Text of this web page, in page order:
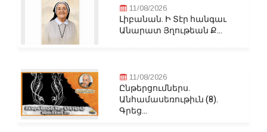
11/08/2026
Լիբանան. Ի Տէր հանգաւ
Անարատ Յղութեան Ք...
11/08/2026
Ընթերցումներս.
Անհամասեռութիւն (8).
Գրեց...